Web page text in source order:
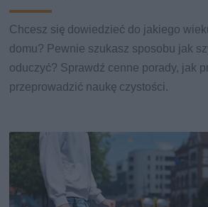
Chcesz się dowiedzieć do jakiego
domu? Pewnie szukasz sposobu jak
oduczyć? Sprawdź cenne porady, jak
przeprowadzić naukę czystości.